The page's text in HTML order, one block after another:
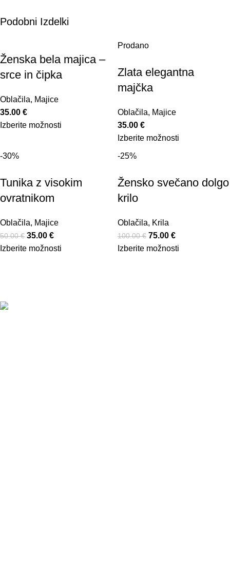
Podobni Izdelki
Ženska bela majica –
srce in čipka
Oblačila, Majice
35.00 €
Izberite možnosti
Prodano
Zlata elegantna
majčka
Oblačila, Majice
35.00 €
Izberite možnosti
-30%
Tunika z visokim
ovratnikom
Oblačila, Majice
50.00€ 35.00 €
Izberite možnosti
-25%
Žensko svečano dolgo
krilo
Oblačila, Krila
100.00€ 75.00 €
Izberite možnosti